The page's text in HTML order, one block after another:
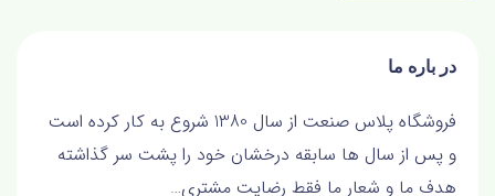
در باره ما
فروشگاه پلاس صنعت از سال 1380 شروع به کار کرده است
و پس از سال ها سابقه درخشان خود را پشت سر گذاشته
هدف ما و شعار ما فقط رضايت مشتري…